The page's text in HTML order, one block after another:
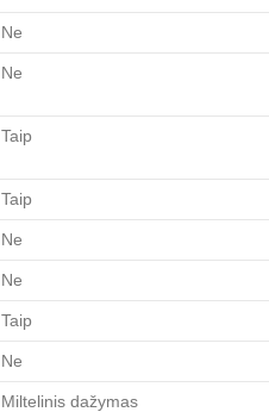
Ne
Ne
Taip
Taip
Ne
Ne
Taip
Ne
Miltelinis dažymas